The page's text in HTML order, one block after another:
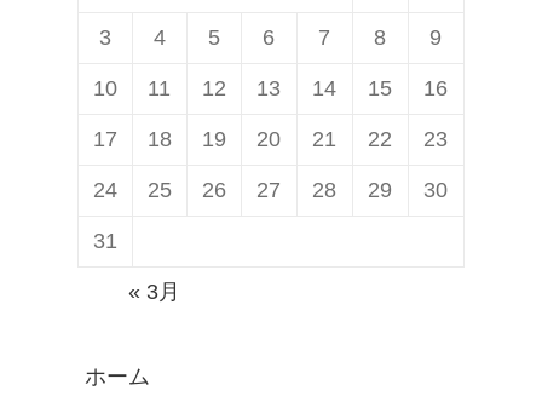
3 4 5 6 7 8 9
10 11 12 13 14 15 16
17 18 19 20 21 22 23
24 25 26 27 28 29 30
31
« 3月
ホーム